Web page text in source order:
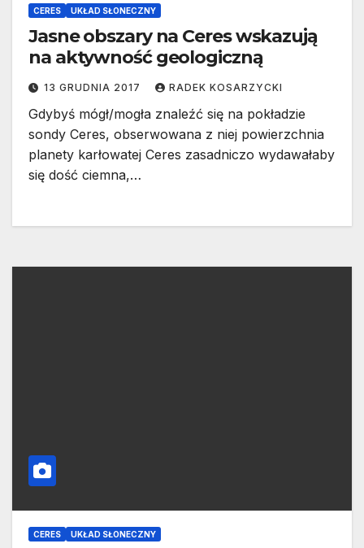
CERES UKŁAD SŁONECZNY
Jasne obszary na Ceres wskazują
na aktywność geologiczną
13 GRUDNIA 2017 RADEK KOSARZYCKI
Gdybyś mógł/mogła znaleźć się na pokładzie
sondy Ceres, obserwowana z niej powierzchnia
planety karłowatej Ceres zasadniczo wydawałaby
się dość ciemna,…
CERES UKŁAD SŁONECZNY